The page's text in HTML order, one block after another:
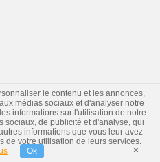
le contenu et les annonces,
médias sociaux et d'analyser notre
informations sur l'utilisation de notre
sociaux, de publicité et d'analyse, qui
informations que vous leur avez
de votre utilisation de leurs services.
Ok ×